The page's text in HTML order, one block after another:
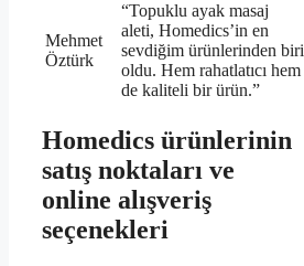
Mehmet
Öztürk
“Topuklu ayak masaj
aleti, Homedics’in en
sevdiğim ürünlerinden biri
oldu. Hem rahatlatıcı hem
de kaliteli bir ürün.”
Homedics ürünlerinin
satış noktaları ve
online alışveriş
seçenekleri